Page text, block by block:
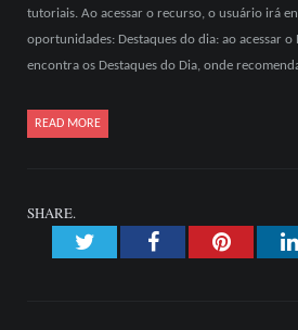
tutoriais. Ao acessar o recurso, o usuário irá
oportunidades: Destaques do dia: ao acessar
encontra os Destaques do Dia, onde
READ MORE
SHARE.
TwitterFacebookPinterest